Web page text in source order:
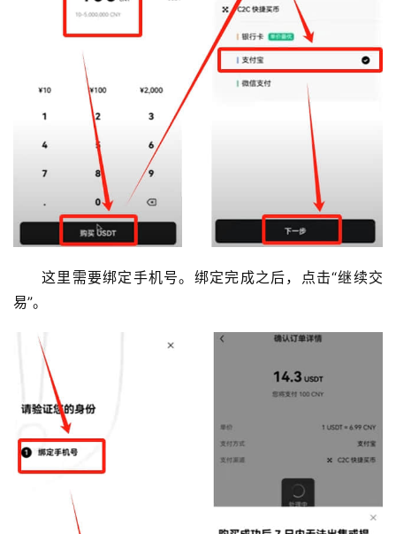
这里需要绑定手机号。绑定完成之后，点击“继续交
易”。